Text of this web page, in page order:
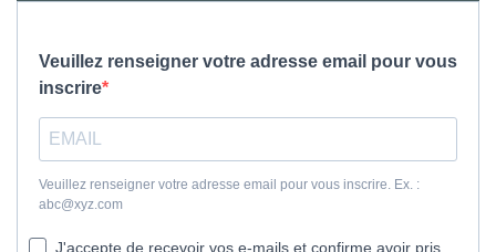
Veuillez renseigner votre adresse email pour vous
inscrire
Veuillez renseigner votre adresse email pour vous inscrire. Ex. :
abc@xyz.com
J'accepte de recevoir vos e-mails et confirme avoir pris